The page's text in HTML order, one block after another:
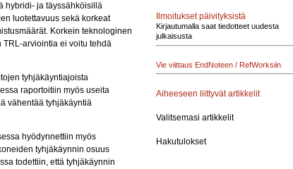
hybridi- ja täyssähköisillä
luotettavuus sekä korkeat
Korkein teknologinen
arviointia ei voitu tehdä
tyhjäkäyntiajoista
raportoitiin myös useita
vähentää tyhjäkäyntiä
hyödynnettiin myös
tyhjäkäynnin osuus
todettiin, että tyhjäkäynnin
Ilmoitukset päivityksistä
Kirjautumalla saat tiedotteet uudesta
julkaisusta
Vie viittaus EndNoteen / RefWorksiin
Aiheeseen liittyvät artikkelit
Valitsemasi artikkelit
Hakutulokset